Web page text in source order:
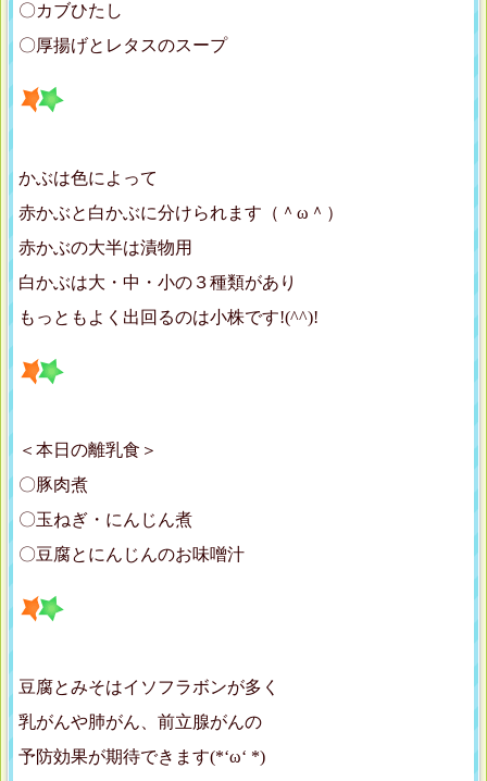
〇カブひたし
〇厚揚げとレタスのスープ
かぶは色によって
赤かぶと白かぶに分けられます（＾ω＾）
赤かぶの大半は漬物用
白かぶは大・中・小の３種類があり
もっともよく出回るのは小株です!(^^)!
＜本日の離乳食＞
〇豚肉煮
〇玉ねぎ・にんじん煮
〇豆腐とにんじんのお味噌汁
豆腐とみそはイソフラボンが多く
乳がんや肺がん、前立腺がんの
予防効果が期待できます(*‘ω‘ *)